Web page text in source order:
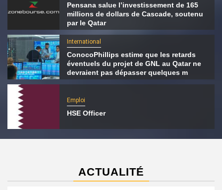
Pensana salue l’investissement de 165
millions de dollars de Cascade, soutenu
par le Qatar
International
ConocoPhillips estime que les retards
éventuels du projet de GNL au Qatar ne
devraient pas dépasser quelques m
Emploi
HSE Officer
ACTUALITÉ